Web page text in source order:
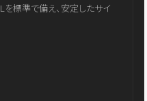
標準で備え、安定したサイ